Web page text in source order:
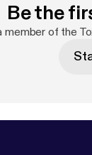
Be the
of the